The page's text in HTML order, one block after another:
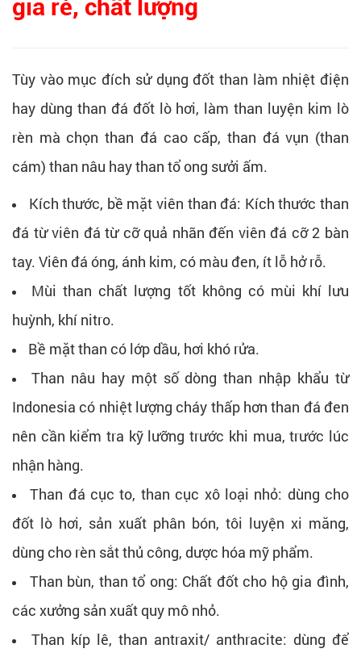
giá rẻ, chất lượng
Tùy vào mục đích sử dụng đốt than làm nhiệt điện
hay dùng than đá đốt lò hơi, làm than luyện kim lò
rèn mà chọn than đá cao cấp, than đá vụn (than
cám) than nâu hay than tổ ong sưởi ấm.
Kích thước, bề mặt viên than đá: Kích thước than
đá từ viên đá từ cỡ quả nhãn đến viên đá cỡ 2 bàn
tay. Viên đá óng, ánh kim, có màu đen, ít lỗ hở rỗ.
Mùi than chất lượng tốt không có mùi khí lưu
huỳnh, khí nitro.
Bề mặt than có lớp dầu, hơi khó rửa.
Than nâu hay một số dòng than nhập khẩu từ
Indonesia có nhiệt lượng cháy thấp hơn than đá đen
nên cần kiểm tra kỹ lưỡng trước khi mua, trước lúc
nhận hàng.
Than đá cục to, than cục xô loại nhỏ: dùng cho
đốt lò hơi, sản xuất phân bón, tôi luyện xi măng,
dùng cho rèn sắt thủ công, dược hóa mỹ phẩm.
Than bùn, than tổ ong: Chất đốt cho hộ gia đình,
các xưởng sản xuất quy mô nhỏ.
Than kíp lê, than antraxit/ anthracite: dùng để